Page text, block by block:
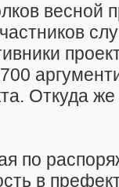
весной
Откуда
по
в